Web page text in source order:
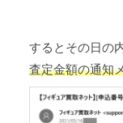
するとその日の
査定金額の通知